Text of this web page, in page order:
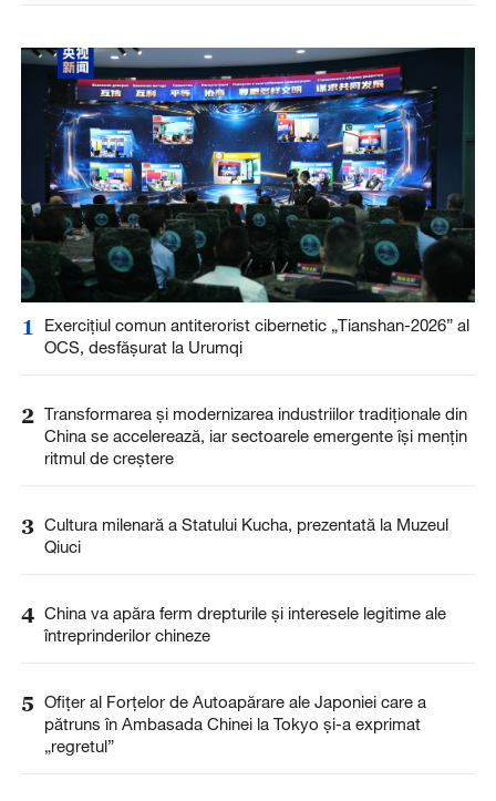
1
Exercițiul comun antiterorist cibernetic „Tianshan-2026” al
OCS, desfășurat la Urumqi
2 Transformarea și modernizarea industriilor tradiționale din
China se accelerează, iar sectoarele emergente își mențin
ritmul de creștere
3 Cultura milenară a Statului Kucha, prezentată la Muzeul
Qiuci
4 China va apăra ferm drepturile și interesele legitime ale
întreprinderilor chineze
5 Ofițer al Forțelor de Autoapărare ale Japoniei care a
pătruns în Ambasada Chinei la Tokyo și-a exprimat
„regretul”